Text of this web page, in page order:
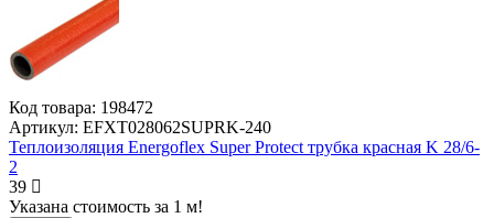
Код товара: 198472
Артикул: EFXT028062SUPRK-240
Теплоизоляция Energoflex Super Protect трубка красная K 28/6-
2
39
Указана стоимость за 1 м!